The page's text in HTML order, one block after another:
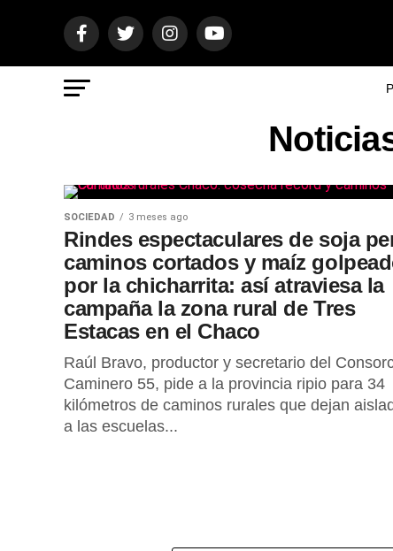
SOCIEDAD 3 meses ago
Rindes espectaculares de soja
caminos cortados y maíz
por la chicharrita: así atraviesa la
campaña la zona rural de Tres
Estacas en el Chaco
Raúl Bravo, productor y secretario del
Caminero 55, pide a la provincia ripio para 34
kilómetros de caminos rurales que dejan
a las escuelas...